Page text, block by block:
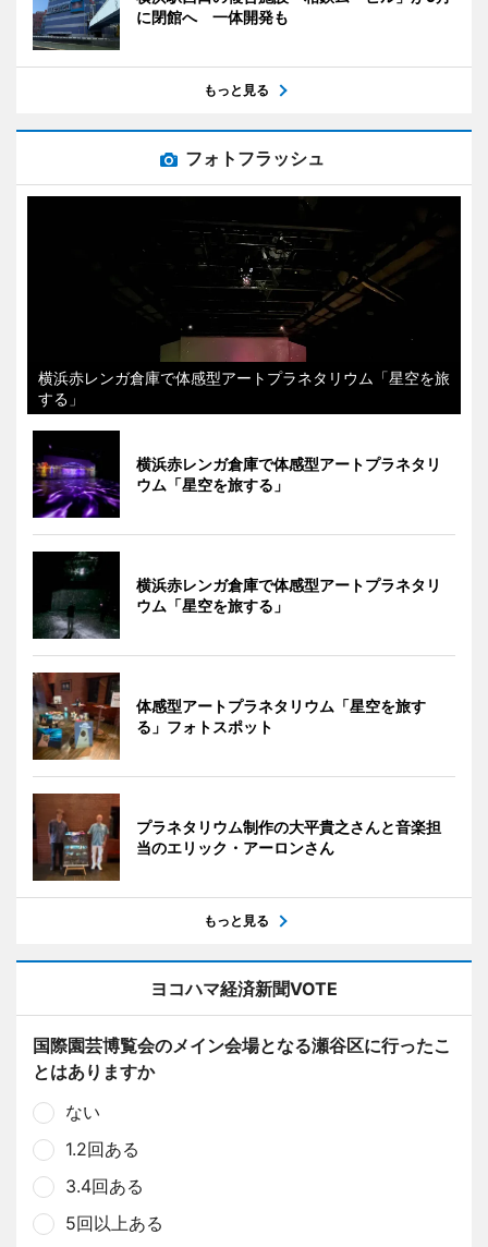
に閉館へ 一体開発も
もっと見る
フォトフラッシュ
横浜赤レンガ倉庫で体感型アートプラネタリウム「星空を旅
する」
横浜赤レンガ倉庫で体感型アートプラネタリ
ウム「星空を旅する」
横浜赤レンガ倉庫で体感型アートプラネタリ
ウム「星空を旅する」
体感型アートプラネタリウム「星空を旅す
る」フォトスポット
プラネタリウム制作の大平貴之さんと音楽担
当のエリック・アーロンさん
もっと見る
ヨコハマ経済新聞VOTE
国際園芸博覧会のメイン会場となる瀬谷区に行ったこ
とはありますか
ない
1.2回ある
3.4回ある
5回以上ある